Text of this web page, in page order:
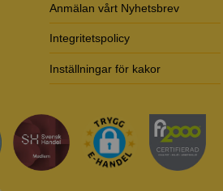
Anmälan vårt Nyhetsbrev
Integritetspolicy
Inställningar för kakor